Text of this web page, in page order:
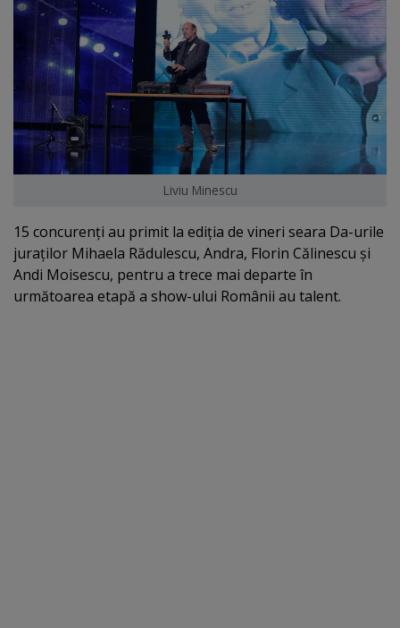
Liviu Minescu
15 concurenţi au primit la ediţia de vineri seara Da-urile
juraţilor Mihaela Rădulescu, Andra, Florin Călinescu şi
Andi Moisescu, pentru a trece mai departe în
următoarea etapă a show-ului Românii au talent.